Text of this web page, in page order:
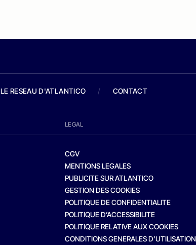
LE RESEAU D'ATLANTICO / CONTACT
LEGAL
CGV
MENTIONS LEGALES
PUBLICITE SUR ATLANTICO
GESTION DES COOKIES
POLITIQUE DE CONFIDENTIALITE
POLITIQUE D’ACCESSIBILITE
POLITIQUE RELATIVE AUX COOKIES
CONDITIONS GENERALES D’UTILISATION